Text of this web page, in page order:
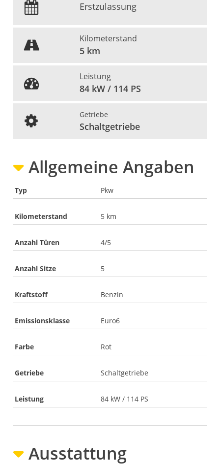
Erstzulassung
Kilometerstand
5 km
Leistung
84 kW / 114 PS
Getriebe
Schaltgetriebe
Allgemeine Angaben
Typ Pkw
Kilometerstand 5 km
Anzahl Türen 4/5
Anzahl Sitze 5
Kraftstoff Benzin
Emissionsklasse Euro6
Farbe Rot
Getriebe Schaltgetriebe
Leistung 84 kW / 114 PS
Ausstattung